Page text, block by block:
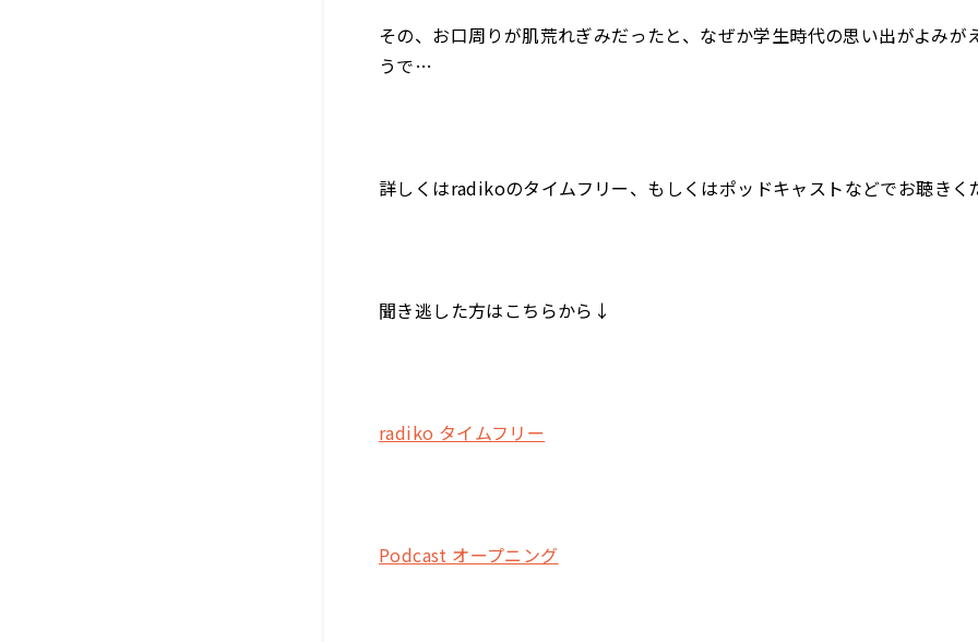
その、お口周りが肌荒れぎみだったと、なぜか学生時代の思い出がよみが
うで…
詳しくはradikoのタイムフリー、もしくはポッドキャストなどでお聴きく
聞き逃した方はこちらから↓
radiko タイムフリー
Podcast オープニング